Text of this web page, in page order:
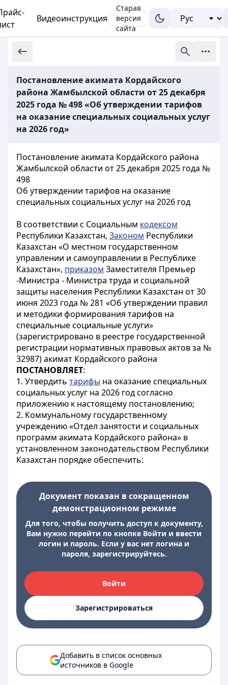
Видеоинструкция
Старая
версия
сайта
Постановление акимата Кордайского
района Жамбылской области от 25 декабря
2025 года № 498 «Об утверждении тарифов
на оказание специальных социальных услуг
на 2026 год»
Постановление акимата Кордайского района
Жамбылской области от 25 декабря 2025 года №
498
Об утверждении тарифов на оказание
специальных социальных услуг на 2026 год
В соответствии с Социальным кодексом
Республики Казахстан, Законом Республики
Казахстан «О местном государственном
управлении и самоуправлении в Республике
Казахстан», приказом Заместителя Премьер
-Министра - Министра труда и социальной
защиты населения Республики Казахстан от 30
июня 2023 года № 281 «Об утверждении правил
и методики формирования тарифов на
специальные социальные услуги»
(зарегистрировано в реестре государственной
регистрации нормативных правовых актов за №
32987) акимат Кордайского района
ПОСТАНОВЛЯЕТ:
1. Утвердить тарифы на оказание специальных
социальных услуг на 2026 год согласно
приложению к настоящему постановлению;
2. Коммунальному государственному
учреждению «Отдел занятости и социальных
программ акимата Кордайского района» в
установленном законодательством Республики
Казахстан порядке обеспечить:
Документ показан в сокращенном
демонстрационном режиме
Для того, чтобы получить доступ к документу,
Вам нужно перейти по кнопке Войти и ввести
логин и пароль. Если у вас нет логина и
пароля, зарегистрируйтесь.
Войти
Зарегистрироваться
Добавить в список основных
источников в Google